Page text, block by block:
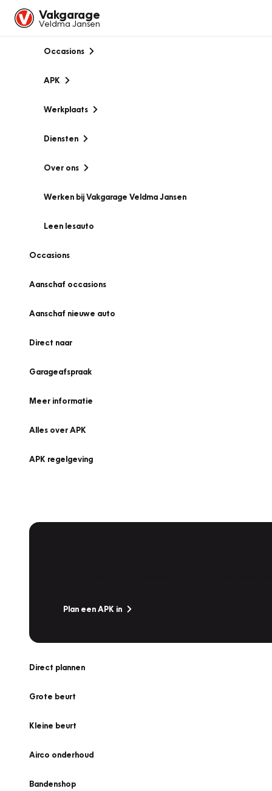
Vakgarage
Veldma Jansen
Occasions
APK
Werkplaats
Diensten
Over ons
Werken bij Vakgarage Veldma Jansen
Leen lesauto
Occasions
Aanschaf occasions
Aanschaf nieuwe auto
Direct naar
Garageafspraak
Meer informatie
Alles over APK
APK regelgeving
Plan een APK in
Direct plannen
Grote beurt
Kleine beurt
Airco onderhoud
Bandenshop